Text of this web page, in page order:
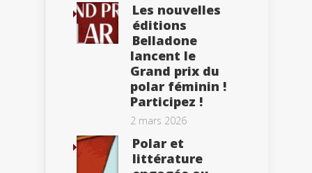
Les nouvelles
éditions
Belladone
lancent le
Grand prix du
polar féminin !
Participez !
2 mars 2026
Polar et
littérature